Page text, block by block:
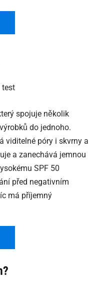
spojuje několik
do jednoho.
viditelné póry i skvrny a
a zanechává jemnou
SPF 50
před negativním
má příjemný